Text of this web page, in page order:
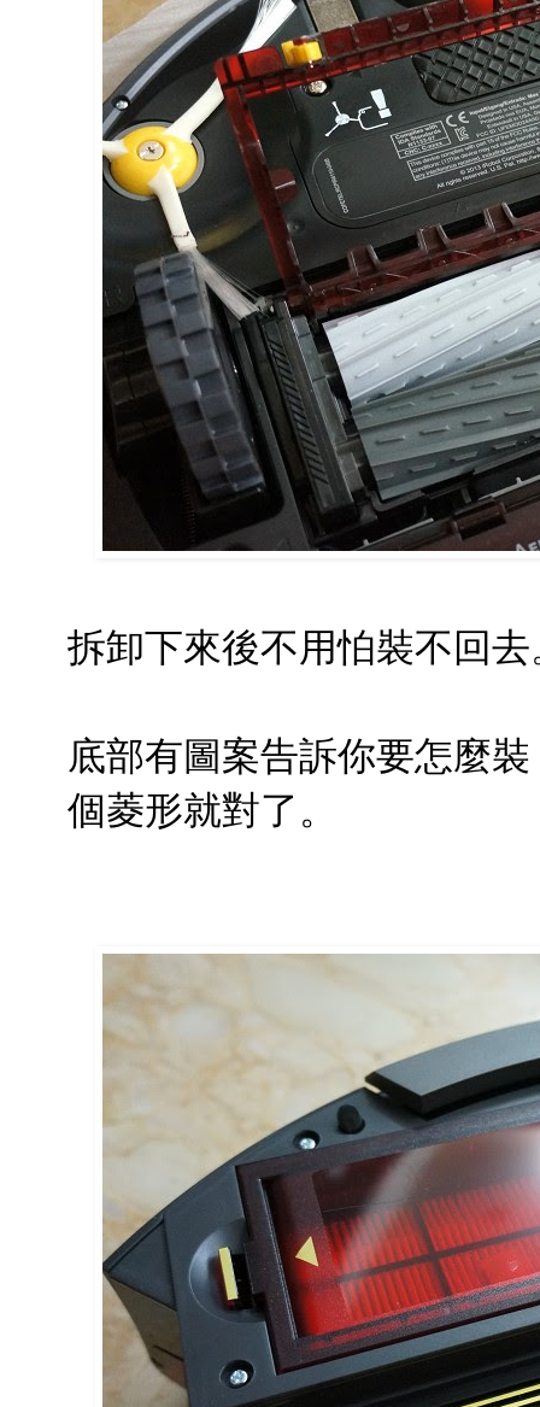
拆卸下來後不用怕裝不回去
底部有圖案告訴你要怎麼
個菱形就對了。